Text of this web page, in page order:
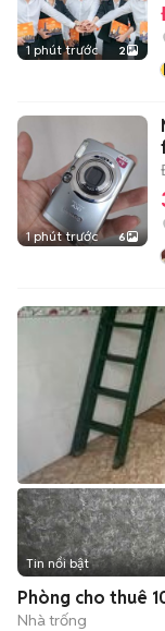
1 phút trước 2
1 phút trước 6
Tin nổi bật
Phòng cho thuê
Nhà trống